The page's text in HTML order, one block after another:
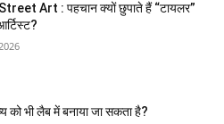
Art : पहचान क्यों छुपाते हैं “टायलर”
को भी लैब में बनाया जा सकता है?